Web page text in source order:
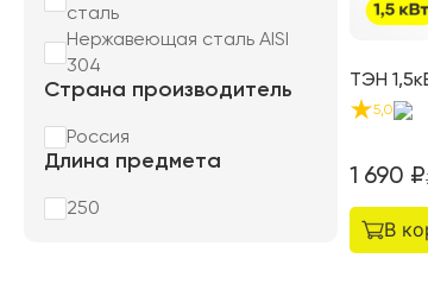
сталь
Нержавеющая сталь AISI
304
Страна производитель
Россия
Длина предмета
250
ТЭН
5,0
1 690 ₽
В